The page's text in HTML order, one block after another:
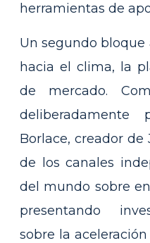
herramientas de
Un segundo
hacia el clima, la
de mercado.
deliberadamente
Borlace, creador
de los canales
del mundo sobre
presentando
sobre la